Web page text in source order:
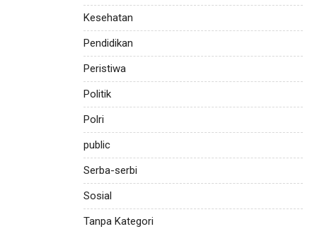
Kesehatan
Pendidikan
Peristiwa
Politik
Polri
public
Serba-serbi
Sosial
Tanpa Kategori